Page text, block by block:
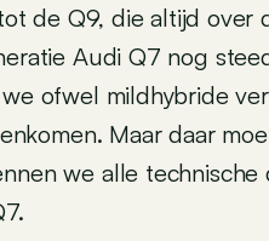
de Q9, die altijd over
Audi Q7 nog
ofwel mildhybride
Maar daar
we alle